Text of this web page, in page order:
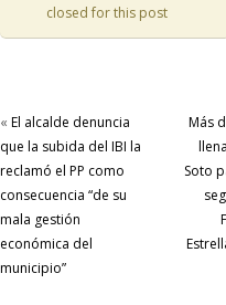
closed for this post
« El alcalde denuncia
que la subida del IBI la
reclamó el PP como
consecuencia “de su
mala gestión
económica del
municipio”
Más
Soto